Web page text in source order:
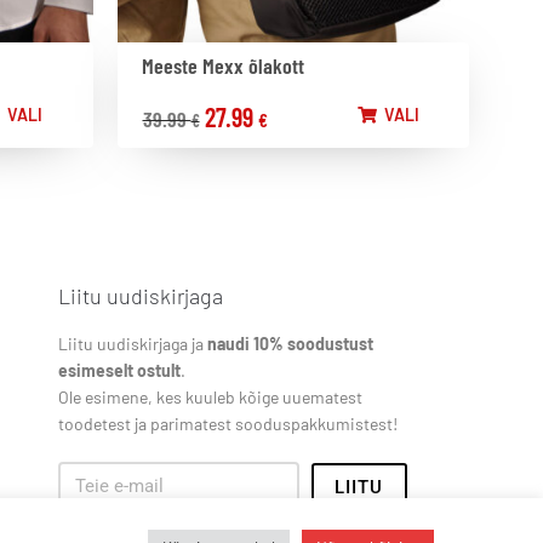
VALI
Meeste Mexx õlakott
39.99€ 27.99 € VALI
Liitu uudiskirjaga
Liitu uudiskirjaga janaudi 10% soodustust
esimeselt ostult.
Ole esimene, kes kuuleb kõige uuematest
toodetest ja parimatest sooduspakkumistest!
LIITU